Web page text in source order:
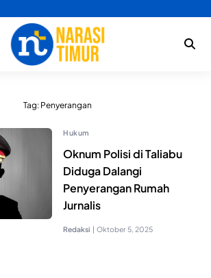
Tag: Penyerangan
Hukum
Oknum Polisi di Taliabu
Diduga Dalangi
Penyerangan Rumah
Jurnalis
Redaksi | Oktober 5, 2025